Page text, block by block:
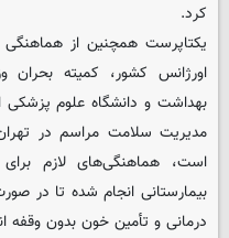
کرد.
یکتاپرست همچنین از
اورژانس کشور، کمیته بحران
بهداشت و دانشگاه علوم پزشکی
مدیریت سلامت مراسم در
است، هماهنگی‌های لازم
بیمارستانی انجام شده تا در
درمانی و تأمین خون بدون وقفه